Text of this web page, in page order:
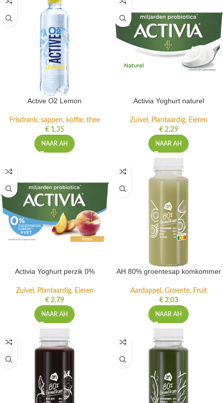
Active O2 Lemon
Frisdrank, sappen, koffie, thee
€1,35
NAAR AH
Activia Yoghurt naturel
Zuivel, Plantaardig, Eieren
€2,29
NAAR AH
Activia Yoghurt perzik 0%
Zuivel, Plantaardig, Eieren
€2,79
NAAR AH
AH 80% groentesap komkommer
Aardappel, Groente, Fruit
€2,03
NAAR AH